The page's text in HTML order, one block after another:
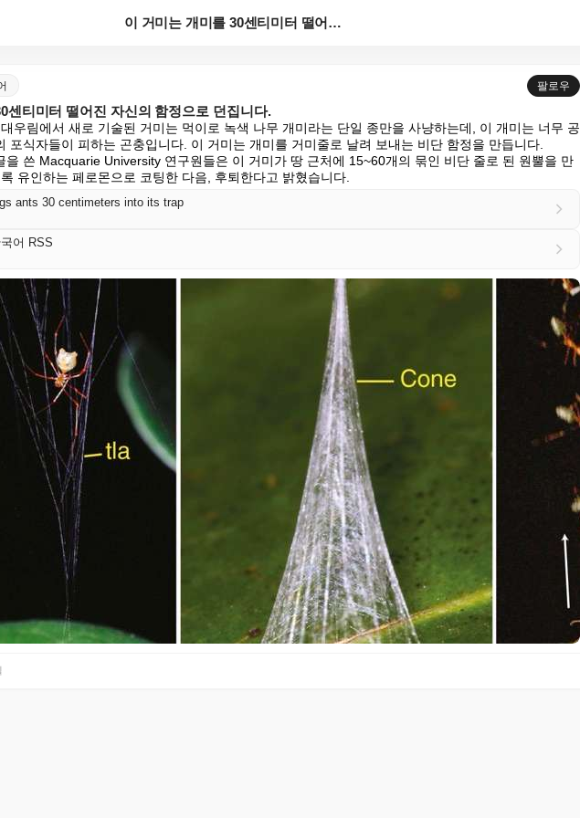
이 거미는 개미를 30센티미터 떨어진 자신의 함정으로 ...
팔로우
센티미터 떨어진 자신의 함정으로 던집니다.
우림에서 새로 기술된 거미는 먹이로 녹색 나무 개미라는 단일 종만을 사냥하는데, 이 개미는 너무 공
포식자들이 피하는 곤충입니다. 이 거미는 개미를 거미줄로 날려 보내는 비단 함정을 만듭니다.
을 쓴 Macquarie University 연구원들은 이 거미가 땅 근처에 15~60개의 묶인 비단 줄로 된 원뿔을 만
유인하는 페로몬으로 코팅한 다음, 후퇴한다고 밝혔습니다.
ants 30 centimeters into its trap
어 RSS